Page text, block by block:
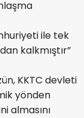
ile tek
kalkmıştır”
KKTC devleti
yönden
almasını